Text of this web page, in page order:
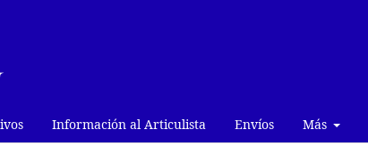
Información al Articulista Envíos Más